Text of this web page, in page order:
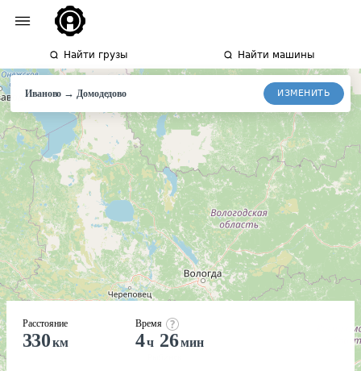
Найти грузы Найти машины
Иваново →Домодедово ИЗМЕНИТЬ
Расстояние
330км
Время
4ч 26мин